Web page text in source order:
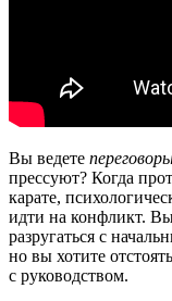
Вы ведете
прессуют? Когда
карате,
идти на конфликт.
разругаться с
но вы хотите
с руководством.